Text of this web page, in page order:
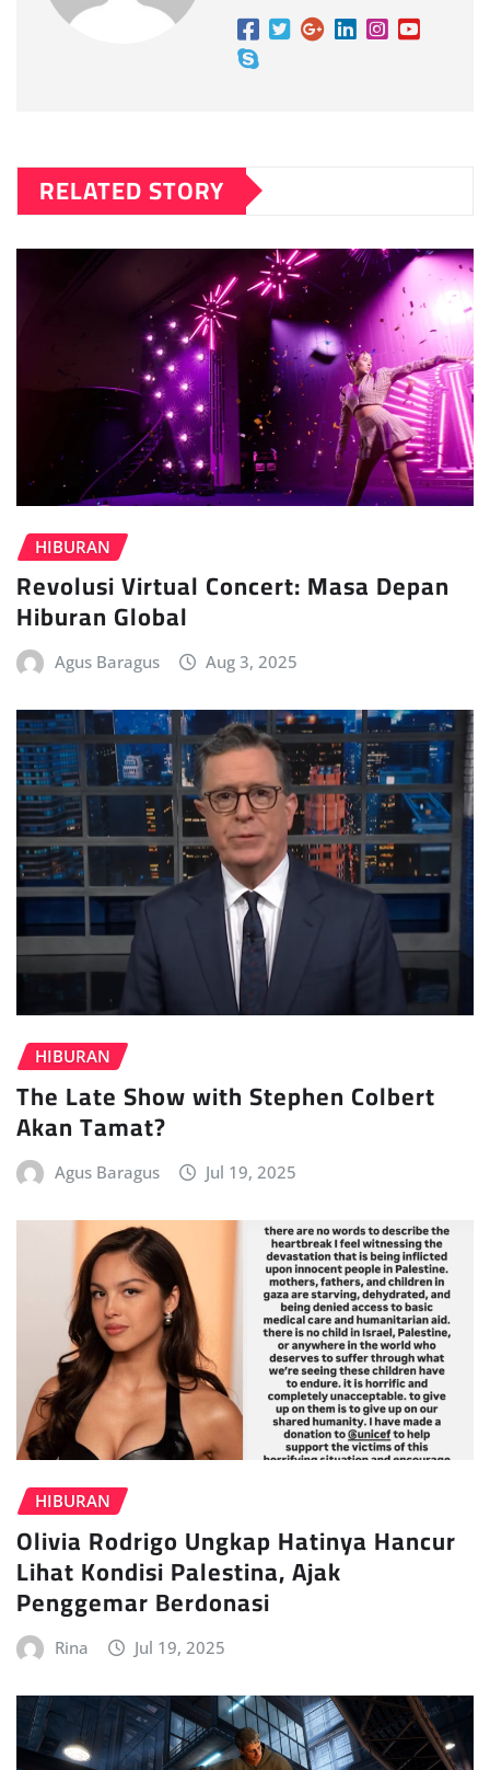
RELATED STORY
HIBURAN
Revolusi Virtual Concert: Masa Depan
Hiburan Global
Agus Baragus Aug 3, 2025
HIBURAN
The Late Show with Stephen Colbert
Akan Tamat?
Agus Baragus Jul 19, 2025
HIBURAN
Olivia Rodrigo Ungkap Hatinya Hancur
Lihat Kondisi Palestina, Ajak
Penggemar Berdonasi
Rina Jul 19, 2025